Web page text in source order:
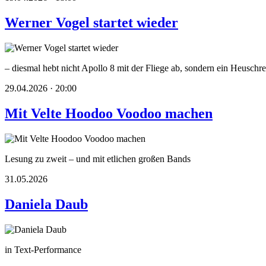
Werner Vogel startet wieder
– diesmal hebt nicht Apollo 8 mit der Fliege ab, sondern ein
29.04.2026 · 20:00
Mit Velte Hoodoo Voodoo machen
Lesung zu zweit – und mit etlichen großen Bands
31.05.2026
Daniela Daub
in Text-Performance